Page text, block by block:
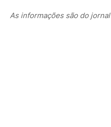
As informações são do